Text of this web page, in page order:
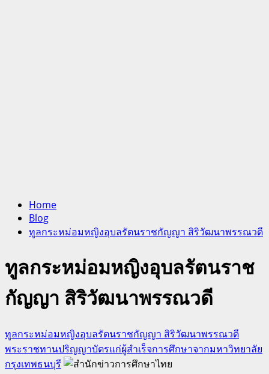
Home
Blog
ทูลกระหม่อมหญิงอุบลรัตนราชกัญญา สิริวัฒนาพรรณวดี
ทูลกระหม่อมหญิงอุบลรัตนราช
กัญญา สิริวัฒนาพรรณวดี
ทูลกระหม่อมหญิงอุบลรัตนราชกัญญา สิริวัฒนาพรรณวดี
พระราชทานปริญญาบัตรแก่ผู้สำเร็จการศึกษาจากมหาวิทยาลัย
กรุงเทพธนบุรี